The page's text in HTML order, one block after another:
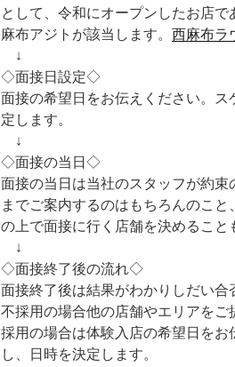
として、令和にオープンしたお店
麻布アジトが該当します。 西麻布ラ
↓
◇面接日設定◇
面接の希望日をお伝えください。
定します。
↓
◇面接の当日◇
面接の当日は当社のスタッフが約
までご案内するのはもちろんのこ
の上で面接に行く店舗を決めること
↓
◇面接終了後の流れ◇
面接終了後は結果がわかりしだい合
不採用の場合他の店舗やエリアをご
採用の場合は体験入店の希望日を
し、日時を決定します。